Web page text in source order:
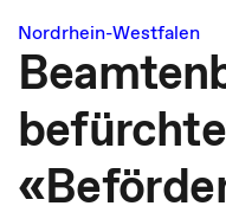
Nordrhein-Westfalen